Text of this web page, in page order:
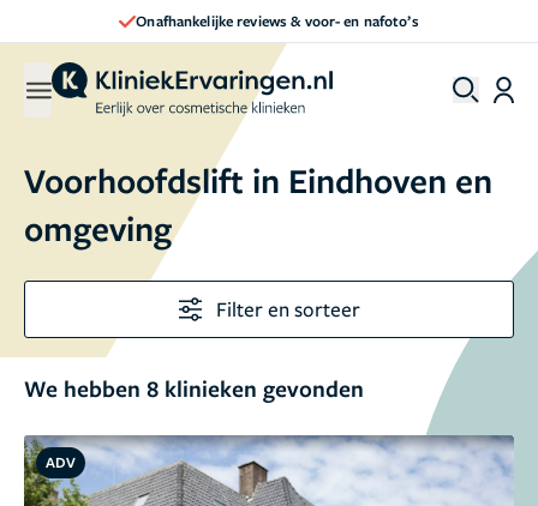
Direct een afspraak maken
Voorhoofdslift in Eindhoven en
omgeving
Filter en sorteer
We hebben 8 klinieken gevonden
ADV